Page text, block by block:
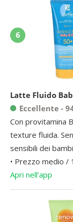
6
Latte Fluido
Eccellente -
Con provitamina
texture fluida.
sensibili dei
• Prezzo medio /
Apri nell’app